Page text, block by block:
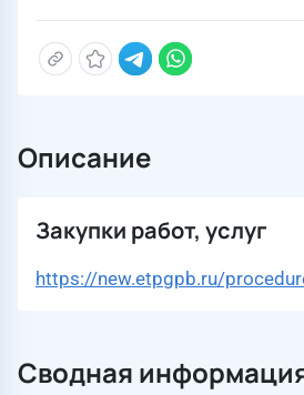
Описание
Закупки работ, услуг
https://new.etpgpb.ru/
Сводная